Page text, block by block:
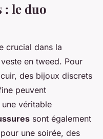
: le duo
crucial dans la
en tweed. Pour
des bijoux discrets
peuvent
véritable
sont également
une soirée, des